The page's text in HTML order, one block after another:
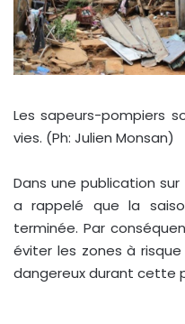
Les sapeurs-pompiers
vies. (Ph: Julien Monsan)
Dans une publication
a rappelé que la
terminée. Par
éviter les zones à
dangereux durant cette